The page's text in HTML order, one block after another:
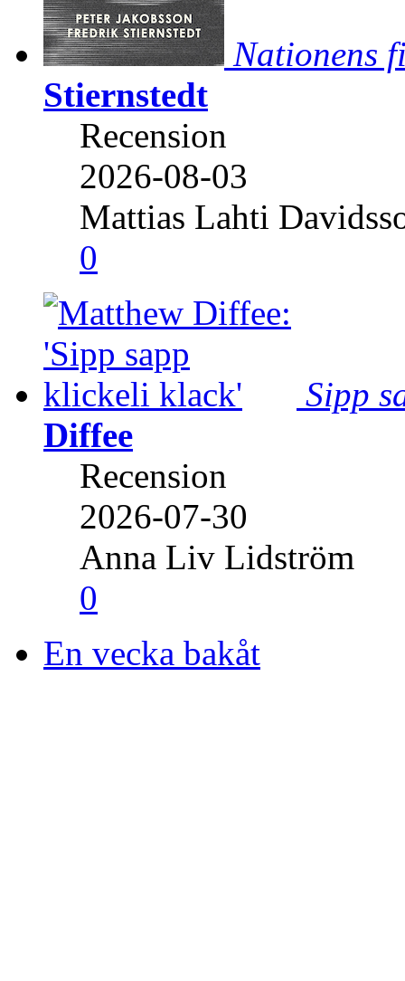
Nationens
Stiernstedt
Recension
2026-08-03
Mattias Lahti
0
Sipp
Diffee
Recension
2026-07-30
Anna Liv Lidström
0
En vecka bakåt